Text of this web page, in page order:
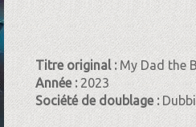
Titre original :My Dad the
Année :2023
Société de doublage :